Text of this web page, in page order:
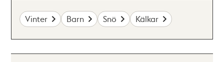
Vinter Barn Snö Kälkar